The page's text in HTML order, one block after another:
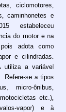
ciclomotores,
caminhonetes e
estabeleceu
do motor e na
adota como
e cilindradas.
utiliza a variável
Refere-se a tipos
micro-ônibus,
etc.),
vapor) e à